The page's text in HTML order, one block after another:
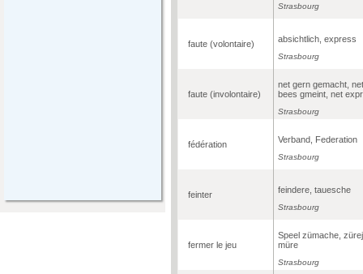
Strasbourg
faute (volontaire) absichtlich, express
Strasbourg
faute (involontaire)
net gern gemacht, net
bees gmeint, net
Strasbourg
fédération Verband, Federation
Strasbourg
feinter feindere, tauesche
Strasbourg
fermer le jeu
Speel zümache,
müre
Strasbourg